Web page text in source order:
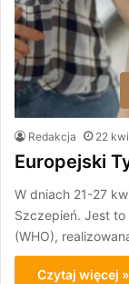
Redakcja 22
Europejski
W dniach 21-27
Szczepień. Jest
(WHO),
Czytaj więcej »